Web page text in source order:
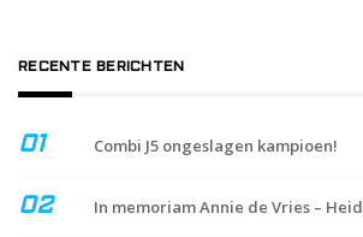
RECENTE BERICHTEN
Combi J5 ongeslagen kampioen!
In memoriam Annie de Vries –